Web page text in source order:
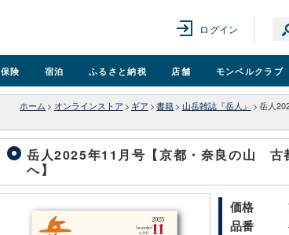
ログイン
保険 宿泊 ふるさと納税 店舗 モンベルクラブ
ホーム > オンラインストア > ギア > 書籍 > 山岳雑誌『岳人』 > 岳人
岳人2025年11月号【京都・奈良の山 古
へ】
価格
品番